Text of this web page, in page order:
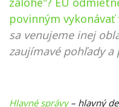
povinným
sa venujeme inej
zaujímavé pohľady
Hlavné správy– hlavný